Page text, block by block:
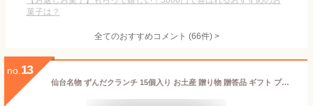
菓子は？
全てのおすすめコメント (66件) >
no. 13
仙台名物 ずんだクランチ 15個入り お土産 贈り物 贈答品 ギフト プレゼント